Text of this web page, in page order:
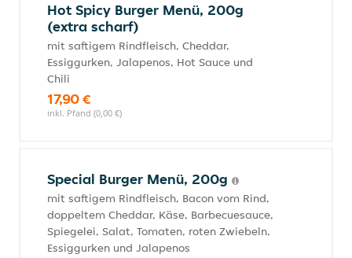
Hot Spicy Burger Menü, 200g
(extra scharf)
mit saftigem Rindfleisch, Cheddar,
Essiggurken, Jalapenos, Hot Sauce und
Chili
17,90 €
inkl. Pfand (0,00 €)
Special Burger Menü, 200g
mit saftigem Rindfleisch, Bacon vom Rind,
doppeltem Cheddar, Käse, Barbecuesauce,
Spiegelei, Salat, Tomaten, roten Zwiebeln,
Essiggurken und Jalapenos